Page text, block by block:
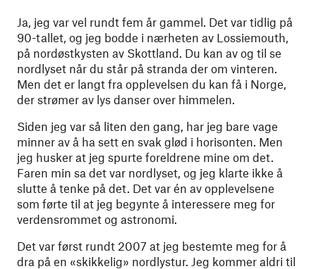
Ja, jeg var vel rundt fem år gammel. Det var tidlig på
90-tallet, og jeg bodde i nærheten av Lossiemouth,
på nordøstkysten av Skottland. Du kan av og til se
nordlyset når du står på stranda der om vinteren.
Men det er langt fra opplevelsen du kan få i Norge,
der strømer av lys danser over himmelen.
Siden jeg var så liten den gang, har jeg bare vage
minner av å ha sett en svak glød i horisonten. Men
jeg husker at jeg spurte foreldrene mine om det.
Faren min sa det var nordlyset, og jeg klarte ikke å
slutte å tenke på det. Det var én av opplevelsene
som førte til at jeg begynte å interessere meg for
verdensrommet og astronomi.
Det var først rundt 2007 at jeg bestemte meg for å
dra på en «skikkelig» nordlystur. Jeg kommer aldri til